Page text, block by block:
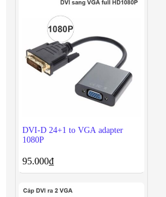
DVI-D 24+1 to VGA adapter
1080P
95.000₫